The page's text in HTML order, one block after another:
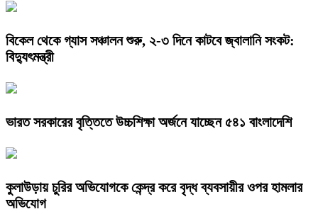
বিকেল থেকে গ্যাস সঞ্চালন শুরু, ২-৩ দিনে কাটবে জ্বালানি সংকট:
বিদ্যুৎমন্ত্রী
ভারত সরকারের বৃত্তিতে উচ্চশিক্ষা অর্জনে যাচ্ছেন ৫৪১ বাংলাদেশি
কুলাউড়ায় চুরির অভিযোগকে কেন্দ্র করে বৃদ্ধ ব্যবসায়ীর ওপর হামলার
অভিযোগ